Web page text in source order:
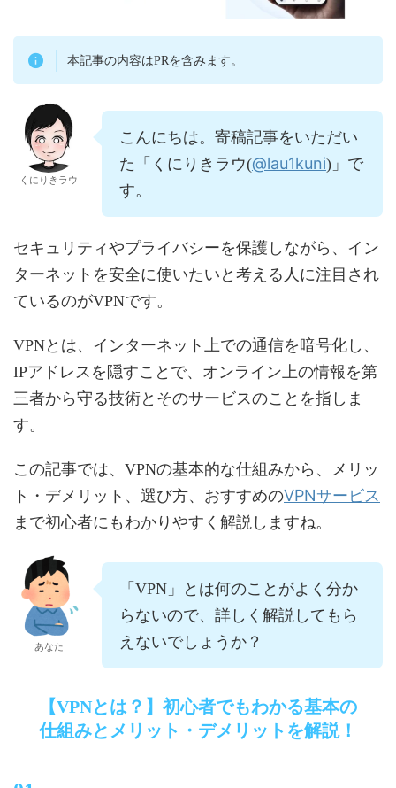
本記事の内容はPRを含みます。
くにりきラウ
こんにちは。寄稿記事をいただい
た「くにりきラウ(@lau1kuni)」で
す。
セキュリティやプライバシーを保護しながら、イン
ターネットを安全に使いたいと考える人に注目され
ているのがVPNです。
VPNとは、インターネット上での通信を暗号化し、
IPアドレスを隠すことで、オンライン上の情報を第
三者から守る技術とそのサービスのことを指しま
す。
この記事では、VPNの基本的な仕組みから、メリッ
ト・デメリット、選び方、おすすめのVPNサービス
まで初心者にもわかりやすく解説しますね。
あなた
「VPN」とは何のことがよく分か
らないので、詳しく解説してもら
えないでしょうか？
【VPNとは？】初心者でもわかる基本の
仕組みとメリット・デメリットを解説！